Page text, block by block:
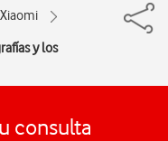
Xiaomi
y los
consulta